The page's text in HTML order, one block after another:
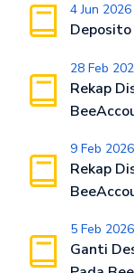
4 Jun 2026
28 Feb
Rekap
9 Feb 2026
Rekap
5 Feb 2026
Ganti